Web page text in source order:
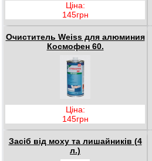
Ціна:
145грн
Очиститель Weiss для алюминия
Космофен 60.
Ціна:
145грн
Засіб від моху та лишайників (4
л.)